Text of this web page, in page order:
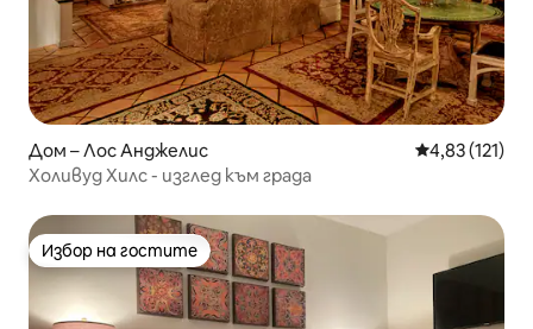
Дом – Лос Анджелис Средна
4,83 (121)
Холивуд Хилс - изглед към града
Избор на гостите
Избор на гостите